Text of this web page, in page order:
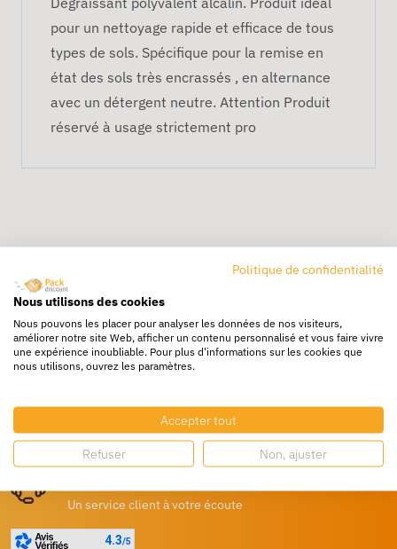
pour un nettoyage rapide et efficace de tous
types de sols. Spécifique pour la remise en
état des sols très encrassés , en alternance
avec un détergent neutre. Attention Produit
réservé à usage strictement pro
Livraison rapide
24/72h partout en europe
Livraison gratuite
Profitez de prix bas toute l’année
Un service client à votre écoute
Politique de confidentialité
Nous utilisons des cookies
Nous pouvons les placer pour analyser les données de nos visiteurs,
améliorer notre site Web, afficher un contenu personnalisé et vous faire vivre
une expérience inoubliable. Pour plus d'informations sur les cookies que
nous utilisons, ouvrez les paramètres.
Accepter tout
Refuser Non, ajuster